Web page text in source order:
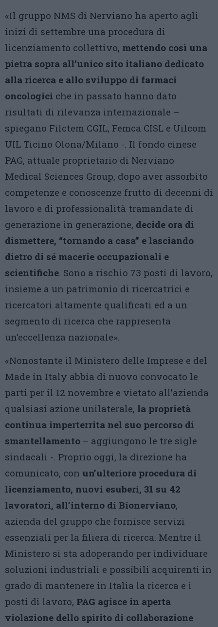
«Il gruppo NMS di Nerviano ha aperto agli
inizi di settembre una procedura di
licenziamento collettivo, mettendo così una
pietra sopra all’unico sito italiano dedicato
alla ricerca e allo sviluppo di farmaci
oncologici che in passato hanno dato
risultati di rilevanza internazionale –
spiegano Filctem CGIL, Femca CISL e Uilcom
UIL Ticino Olona/Milano -. Il fondo cinese
PAG, attuale proprietario di Nerviano
Medical Sciences Group, dopo aver assorbito
competenze e conoscenze frutto di decenni di
lavoro e di professionalità tramandate di
generazione in generazione, decide ora di
dismettere, “tornando a casa” e lasciando
dietro di sé macerie occupazionali e
scientifiche. Sono a rischio 73 posti di lavoro,
insieme a un patrimonio di ricercatrici e
ricercatori altamente qualificati ed a un
segmento di ricerca che rappresenta
un’eccellenza nazionale».
«Nonostante il Ministero delle Imprese e del
Made in Italy abbia di nuovo convocato le
parti per il 12 novembre e vietato all’azienda
qualsiasi azione unilaterale, la proprietà
continua imperterrita nel suo percorso di
smantellamento – aggiungono le tre sigle
sindacali -. Proprio oggi, la direzione ha
comunicato, con un’ulteriore procedura di
licenziamento, nuovi esuberi, 31 su 42
lavoratori, all’interno di Bionerviano,
azienda del gruppo che fornisce servizi
essenziali per la filiera di ricerca. Mentre il
Ministero si sta adoperando per individuare
soluzioni industriali e possibili acquirenti in
grado di mantenere in Italia la ricerca e i
posti di lavoro, PAG agisce in aperta
violazione dello spirito di collaborazione